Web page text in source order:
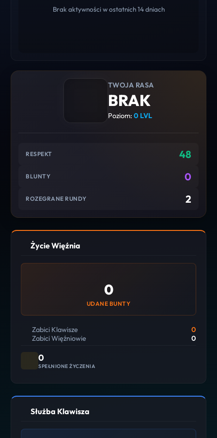
Brak aktywności w ostatnich 14 dniach
TWOJA RASA
BRAK
Poziom: 0 LVL
RESPEKT 48
BLUNTY 0
ROZEGRANE RUNDY 2
Życie Więźnia
0
UDANE BUNTY
Zabici Klawisze
0
Zabici Więźniowie
0
0
SPEŁNIONE ŻYCZENIA
Służba Klawisza